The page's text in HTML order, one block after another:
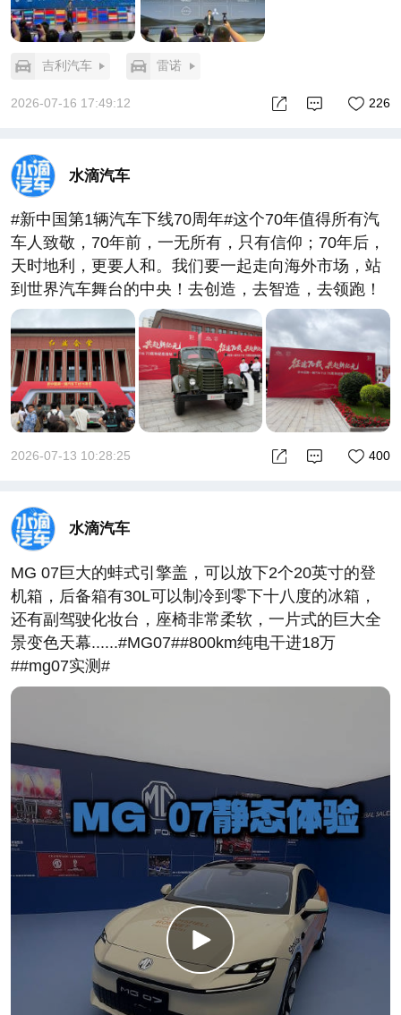
吉利汽车 雷诺
2026-07-16 17:49:12 226
水滴汽车
#新中国第1辆汽车下线70周年#这个70年值得所有汽
车人致敬，70年前，一无所有，只有信仰；70年后，
天时地利，更要人和。我们要一起走向海外市场，站
到世界汽车舞台的中央！去创造，去智造，去领跑！
2026-07-13 10:28:25 400
水滴汽车
MG 07巨大的蚌式引擎盖，可以放下2个20英寸的登
机箱，后备箱有30L可以制冷到零下十八度的冰箱，
还有副驾驶化妆台，座椅非常柔软，一片式的巨大全
景变色天幕......#MG07##800km纯电干进18万
##mg07实测#